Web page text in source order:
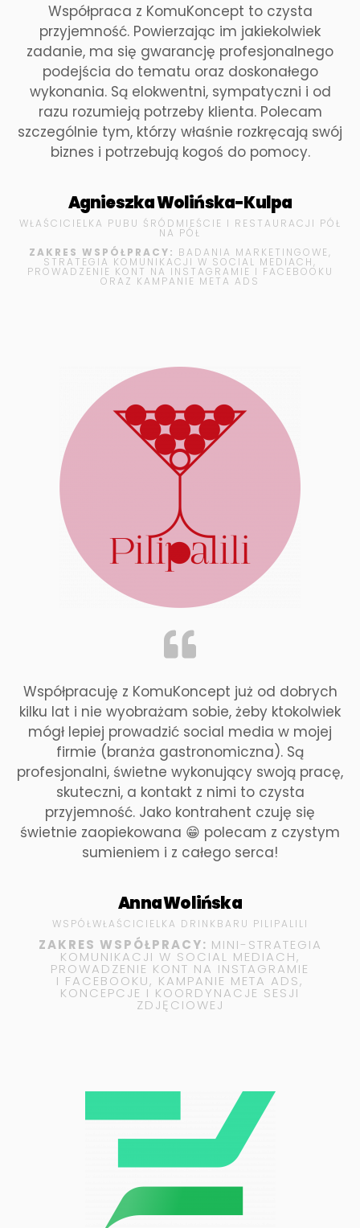
Współpraca z KomuKoncept to czysta
przyjemność. Powierzając im jakiekolwiek
zadanie, ma się gwarancję profesjonalnego
podejścia do tematu oraz doskonałego
wykonania. Są elokwentni, sympatyczni i od
razu rozumieją potrzeby klienta. Polecam
szczególnie tym, którzy właśnie rozkręcają swój
biznes i potrzebują kogoś do pomocy.
Agnieszka Wolińska-Kulpa
WŁAŚCICIELKA PUBU ŚRÓDMIEŚCIE I RESTAURACJI PÓŁ
NA PÓŁ
ZAKRES WSPÓŁPRACY: BADANIA MARKETINGOWE,
STRATEGIA KOMUNIKACJI W SOCIAL MEDIACH,
PROWADZENIE KONT NA INSTAGRAMIE I FACEBOOKU
ORAZ KAMPANIE META ADS
Współpracuję z KomuKoncept już od dobrych
kilku lat i nie wyobrażam sobie, żeby ktokolwiek
mógł lepiej prowadzić social media w mojej
firmie (branża gastronomiczna). Są
profesjonalni, świetne wykonujący swoją pracę,
skuteczni, a kontakt z nimi to czysta
przyjemność. Jako kontrahent czuję się
świetnie zaopiekowana 😁 polecam z czystym
sumieniem i z całego serca!
Anna Wolińska
WSPÓŁWŁAŚCICIELKA DRINKBARU PILIPALILI
ZAKRES WSPÓŁPRACY: MINI- STRATEGIA
KOMUNIKACJI W SOCIAL MEDIACH,
PROWADZENIE KONT NA INSTAGRAMIE
I FACEBOOKU, KAMPANIE META ADS,
KONCEPCJE I KOORDYNACJE SESJI
ZDJĘCIOWEJ